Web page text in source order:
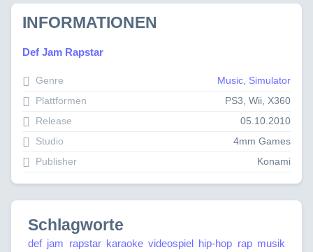
INFORMATIONEN
Def Jam Rapstar
Genre Music, Simulator
Plattformen
PS3, Wii, X360
Release
05.10.2010
Studio
4mm Games
Publisher
Konami
Schlagworte
def jam rapstar karaoke videospiel hip-hop rap musik